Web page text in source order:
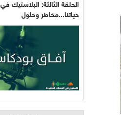
الحلقة الثالثة: البلاستيك في
حياتنا...مخاطر وحلول